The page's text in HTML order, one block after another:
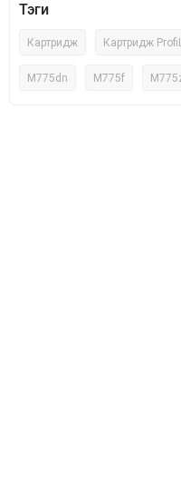
Тэги
Картридж Картридж
M775dn M775f